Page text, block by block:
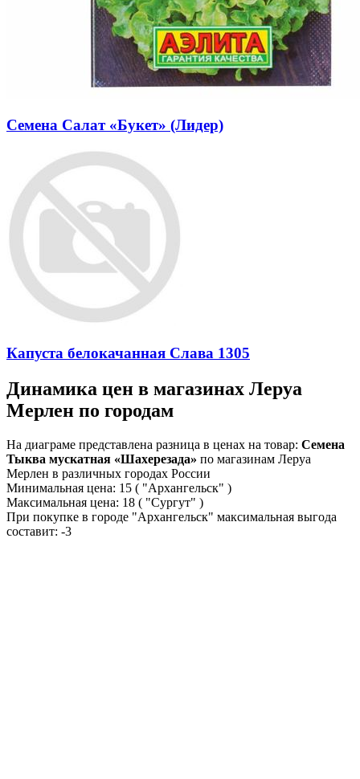
Семена Салат «Букет» (Лидер)
Капуста белокачанная Слава 1305
Динамика цен в магазинах Леруа
Мерлен по городам
На диаграме представлена разница в ценах на товар: Семена
Тыква мускатная «Шахерезада» по магазинам Леруа
Мерлен в различных городах России
Минимальная цена: 15 ( "Архангельск" )
Максимальная цена: 18 ( "Сургут" )
При покупке в городе "Архангельск" максимальная выгода
составит: -3